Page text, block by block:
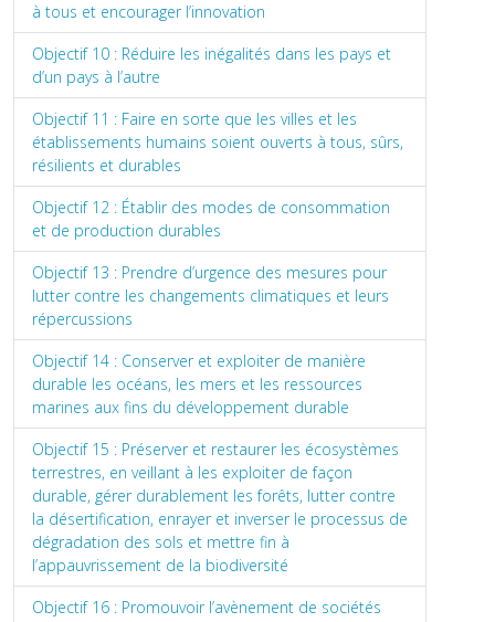
à tous et encourager l’innovation
Objectif 10 : Réduire les inégalités dans les pays et
d’un pays à l’autre
Objectif 11 : Faire en sorte que les villes et les
établissements humains soient ouverts à tous, sûrs,
résilients et durables
Objectif 12 : Établir des modes de consommation
et de production durables
Objectif 13 : Prendre d’urgence des mesures pour
lutter contre les changements climatiques et leurs
répercussions
Objectif 14 : Conserver et exploiter de manière
durable les océans, les mers et les ressources
marines aux fins du développement durable
Objectif 15 : Préserver et restaurer les écosystèmes
terrestres, en veillant à les exploiter de façon
durable, gérer durablement les forêts, lutter contre
la désertification, enrayer et inverser le processus de
dégradation des sols et mettre fin à
l’appauvrissement de la biodiversité
Objectif 16 : Promouvoir l’avènement de sociétés